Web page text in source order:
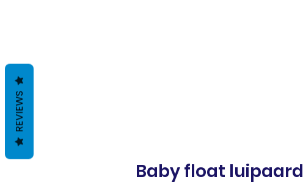
Baby float luipaard
REVIEWS